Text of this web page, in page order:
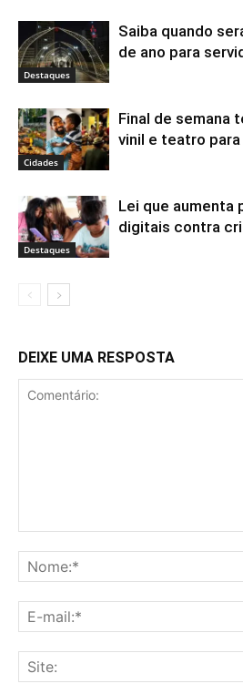
Destaques
Saiba quando
de ano para
Cidades
Final de semana
vinil e teatro para
Destaques
Lei que aumenta
digitais contra
DEIXE UMA RESPOSTA